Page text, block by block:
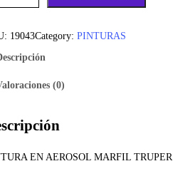
19043Category: PINTURAS
(0)
EN AEROSOL MARFIL TRUPER